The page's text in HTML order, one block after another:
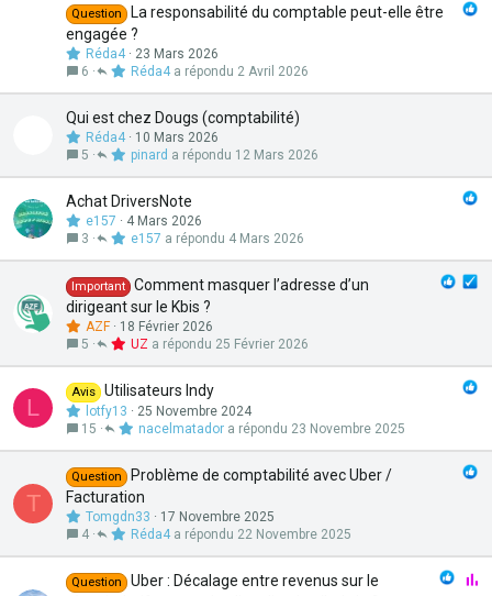
Question
La responsabilité du comptable peut-elle être
engagée ?
Réda4
23 Mars 2026
6
2 Avril 2026
Réda4
Qui est chez Dougs (comptabilité)
Réda4
10 Mars 2026
5
12 Mars 2026
pinard
Achat DriversNote
e157
4 Mars 2026
3
4 Mars 2026
e157
Important
Comment masquer l’adresse d’un
dirigeant sur le Kbis ?
AZF
18 Février 2026
5
25 Février 2026
UZ
L
Avis Utilisateurs Indy
lotfy13
25 Novembre 2024
15
23 Novembre 2025
nacelmatador
T
Question
Problème de comptabilité avec Uber /
Facturation
Tomgdn33
17 Novembre 2025
4
22 Novembre 2025
Réda4
Question
Uber : Décalage entre revenus sur le